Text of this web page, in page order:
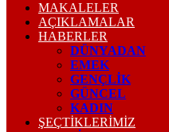
MAKALELER
AÇIKLAMALAR
HABERLER
DÜNYADAN
EMEK
GENÇLİK
GÜNCEL
KADIN
ŞEÇTİKLERİMİZ